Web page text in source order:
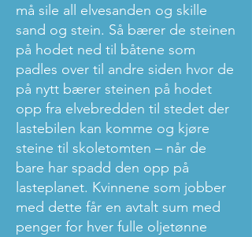
må sile all elvesanden og skille
sand og stein. Så bærer de steinen
på hodet ned til båtene som
padles over til andre siden hvor de
på nytt bærer steinen på hodet
opp fra elvebredden til stedet der
lastebilen kan komme og kjøre
steine til skoletomten – når de
bare har spadd den opp på
lasteplanet. Kvinnene som jobber
med dette får en avtalt sum med
penger for hver fulle oljetønne